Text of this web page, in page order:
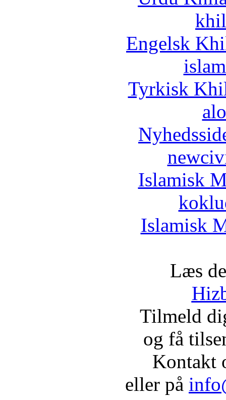
Engelsk
Tyrkisk
Islamisk
Islamisk
Læs
Tilmeld
og få
Kontakt
eller på